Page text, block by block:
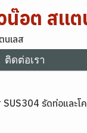
อต สแต
นเลส
ติดต่อเรา
รัดท่อและโ